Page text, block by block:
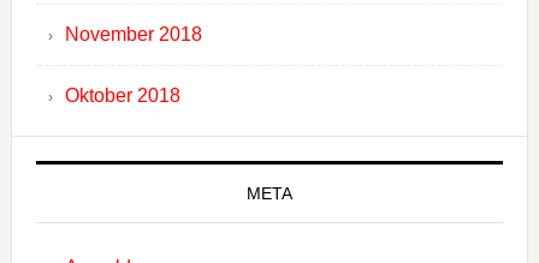
November 2018
Oktober 2018
META